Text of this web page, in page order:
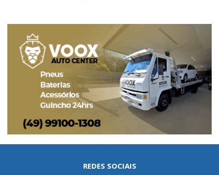
REDES SOCIAIS